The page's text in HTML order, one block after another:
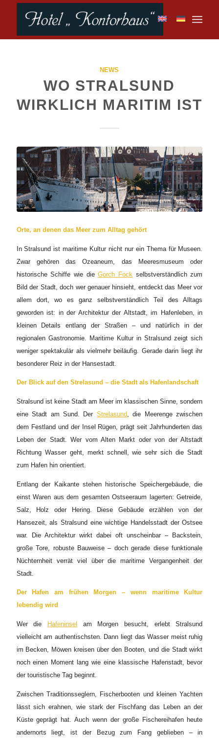
NEWS
WO STRALSUND
WIRKLICH MARITIM IST
Orte, an denen das Meer zum Alltag gehört
In Stralsund ist maritime Kultur nicht nur ein Thema für Museen.
Zwar gehören das Ozeaneum, das Meeresmuseum oder
historische Schiffe wie dieGorch Fock selbstverständlich zum
Bild der Stadt, doch wer genauer hinsieht, entdeckt das Meer vor
allem dort, wo es ganz selbstverständlich Teil des Alltags
geworden ist: in der Architektur der Altstadt, im Hafenleben, in
kleinen Details entlang der Straßen – und natürlich in der
regionalen Gastronomie. Maritime Kultur in Stralsund zeigt sich
weniger spektakulär als vielmehr beiläufig. Gerade darin liegt ihr
besonderer Reiz in der Hansestadt.
Der Blick auf den Strelasund – die Stadt als Hafenlandschaft
Stralsund ist keine Stadt am Meer im klassischen Sinne, sondern
eine Stadt am Sund. Der Strelasund , die Meerenge zwischen
dem Festland und der Insel Rügen, prägt seit Jahrhunderten das
Leben der Stadt. Wer vom Alten Markt oder von der Altstadt
Richtung Wasser geht, merkt schnell, wie sehr sich die Stadt
zum Hafen hin orientiert.
Entlang der Kaikante stehen historische Speichergebäude, die
einst Waren aus dem gesamten Ostseeraum lagerten: Getreide,
Salz, Holz oder Hering. Diese Gebäude erzählen von der
Hansezeit, als Stralsund eine wichtige Handelsstadt der Ostsee
war. Die Architektur wirkt dabei oft unscheinbar – Backstein,
große Tore, robuste Bauweise – doch gerade diese funktionale
Nüchternheit verrät viel über die maritime Vergangenheit der
Stadt.
Der Hafen am frühen Morgen – wenn maritime Kultur
lebendig wird
Wer die Hafeninsel
am Morgen besucht, erlebt Stralsund
vielleicht am authentischsten. Dann liegt das Wasser meist ruhig
im Becken, Möwen kreisen über den Booten, und die Stadt wirkt
noch einen Moment lang wie eine klassische Hafenstadt, bevor
der touristische Tag beginnt.
Zwischen Traditionsseglern, Fischerbooten und kleinen Yachten
lässt sich erahnen, wie stark der Fischfang das Leben an der
Küste geprägt hat. Auch wenn der große Fischereihafen heute
andernorts liegt, ist der Bezug zum Fang geblieben – in